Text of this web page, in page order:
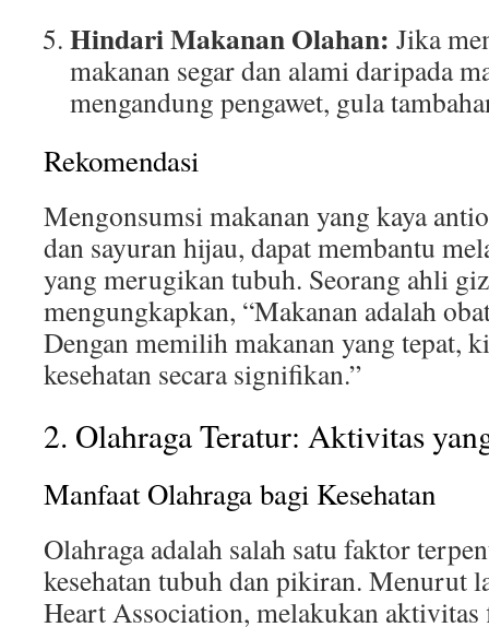
Hindari Makanan Olahan: Jika
makanan segar dan alami daripada
mengandung pengawet, gula
Rekomendasi
Mengonsumsi makanan yang kaya
dan sayuran hijau, dapat membantu
yang merugikan tubuh. Seorang ahli
mengungkapkan, “Makanan adalah
Dengan memilih makanan yang tepat,
kesehatan secara signifikan.”
2. Olahraga Teratur: Aktivitas
Manfaat Olahraga bagi Kesehatan
Olahraga adalah salah satu faktor
kesehatan tubuh dan pikiran. Menurut
Heart Association, melakukan aktivitas